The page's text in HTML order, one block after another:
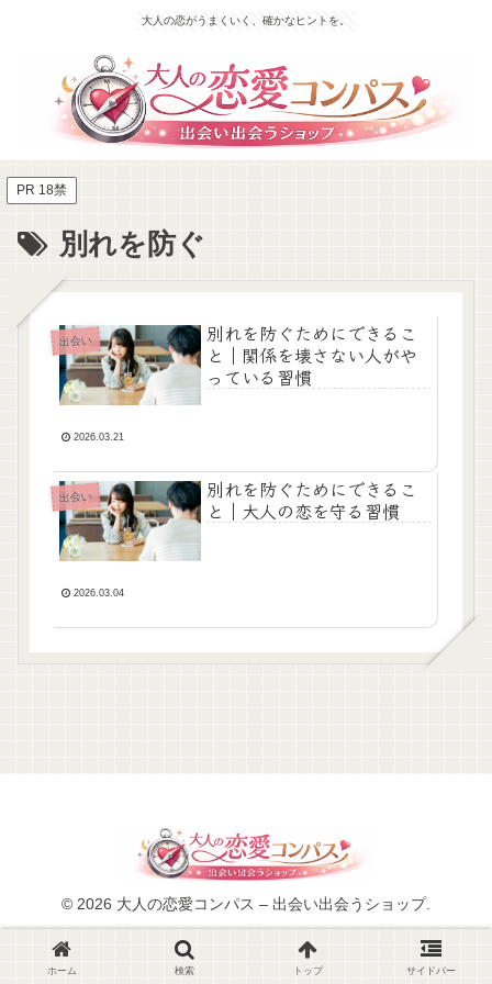
大人の恋がうまくいく、確かなヒントを。
PR 18禁
別れを防ぐ
出会い
別れを防ぐためにできるこ
と｜関係を壊さない人がや
っている習慣
2026.03.21
出会い
別れを防ぐためにできるこ
と｜大人の恋を守る習慣
2026.03.04
© 2026 大人の恋愛コンパス – 出会い出会うショップ.
ホーム 検索 トップ サイドバー